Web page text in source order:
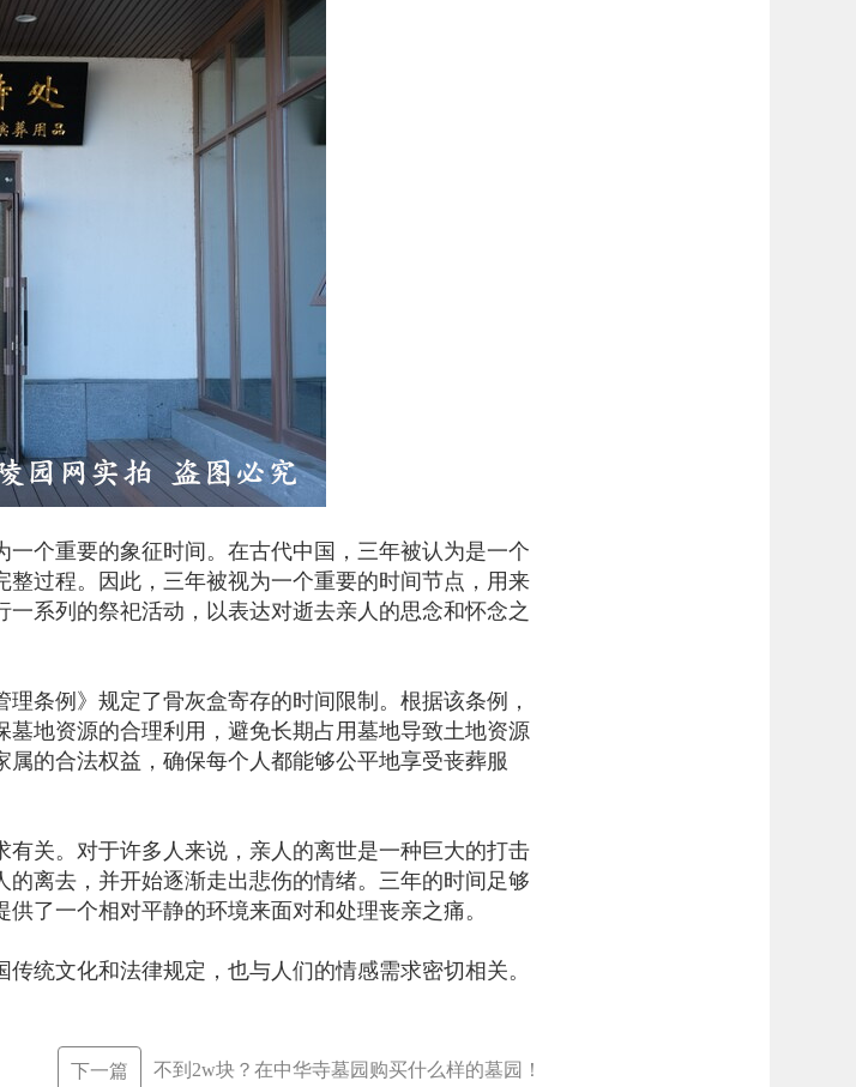
个重要的象征时间。在古代中国，三年被认为是一个
过程。因此，三年被视为一个重要的时间节点，用来
系列的祭祀活动，以表达对逝去亲人的思念和怀念之
条例》规定了骨灰盒寄存的时间限制。根据该条例，
地资源的合理利用，避免长期占用墓地导致土地资源
的合法权益，确保每个人都能够公平地享受丧葬服
关。对于许多人来说，亲人的离世是一种巨大的打击
离去，并开始逐渐走出悲伤的情绪。三年的时间足够
了一个相对平静的环境来面对和处理丧亲之痛。
统文化和法律规定，也与人们的情感需求密切相关。
下一篇 不到2w块？在中华寺墓园购买什么样的墓园！